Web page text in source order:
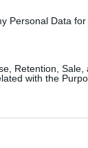
Personal Data for
Retention, Sale,
with the